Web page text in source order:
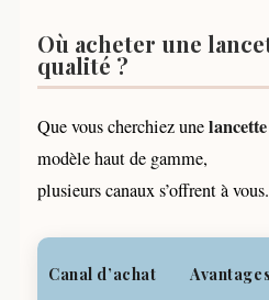
Où acheter une
qualité ?
Que vous cherchiez une
modèle haut de gamme,
plusieurs canaux s’offrent à vous.
Canal d’achat Avantages